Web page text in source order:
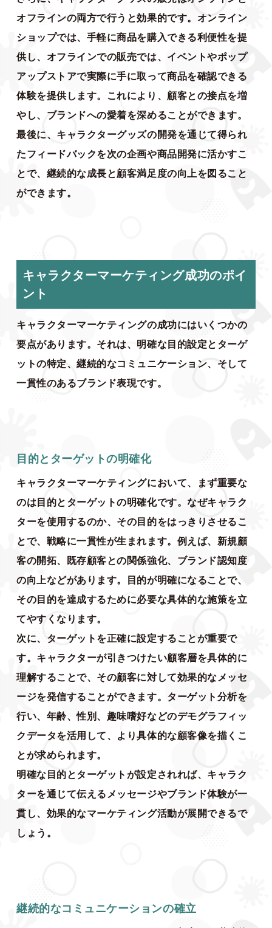
オフラインの両方で行うと効果的です。オンライン
ショップでは、手軽に商品を購入できる利便性を提
供し、オフラインでの販売では、イベントやポップ
アップストアで実際に手に取って商品を確認できる
体験を提供します。これにより、顧客との接点を増
やし、ブランドへの愛着を深めることができます。
最後に、キャラクターグッズの開発を通じて得られ
たフィードバックを次の企画や商品開発に活かすこ
とで、継続的な成長と顧客満足度の向上を図ること
ができます。
キャラクターマーケティング成功のポイ
ント
キャラクターマーケティングの成功にはいくつかの
要点があります。それは、明確な目的設定とターゲ
ットの特定、継続的なコミュニケーション、そして
一貫性のあるブランド表現です。
目的とターゲットの明確化
キャラクターマーケティングにおいて、まず重要な
のは目的とターゲットの明確化です。なぜキャラク
ターを使用するのか、その目的をはっきりさせるこ
とで、戦略に一貫性が生まれます。例えば、新規顧
客の開拓、既存顧客との関係強化、ブランド認知度
の向上などがあります。目的が明確になることで、
その目的を達成するために必要な具体的な施策を立
てやすくなります。
次に、ターゲットを正確に設定することが重要で
す。キャラクターが引きつけたい顧客層を具体的に
理解することで、その顧客に対して効果的なメッセ
ージを発信することができます。ターゲット分析を
行い、年齢、性別、趣味嗜好などのデモグラフィッ
クデータを活用して、より具体的な顧客像を描くこ
とが求められます。
明確な目的とターゲットが設定されれば、キャラク
ターを通じて伝えるメッセージやブランド体験が一
貫し、効果的なマーケティング活動が展開できるで
しょう。
継続的なコミュニケーションの確立